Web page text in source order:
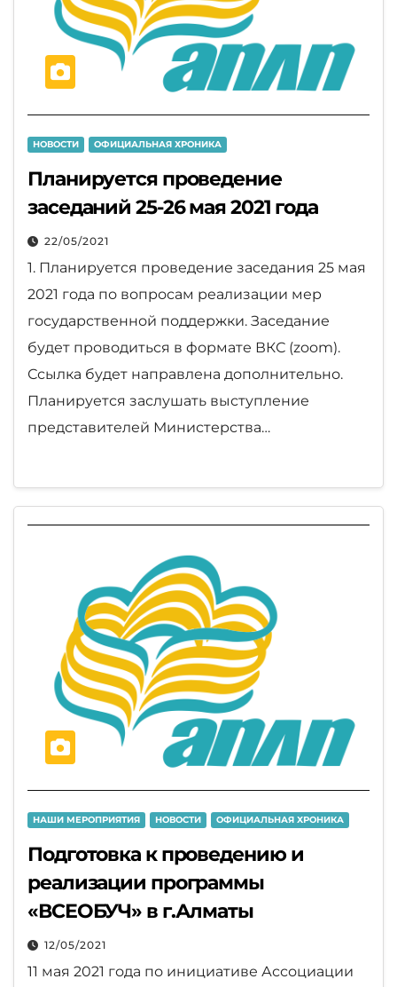
НОВОСТИ ОФИЦИАЛЬНАЯ ХРОНИКА
Планируется проведение
заседаний 25-26 мая 2021 года
22/05/2021
1. Планируется проведение заседания 25 мая
2021 года по вопросам реализации мер
государственной поддержки. Заседание
будет проводиться в формате ВКС (zoom).
Ссылка будет направлена дополнительно.
Планируется заслушать выступление
представителей Министерства…
НАШИ МЕРОПРИЯТИЯ НОВОСТИ ОФИЦИАЛЬНАЯ ХРОНИКА
Подготовка к проведению и
реализации программы
«ВСЕОБУЧ» в г.Алматы
12/05/2021
11 мая 2021 года по инициативе Ассоциации